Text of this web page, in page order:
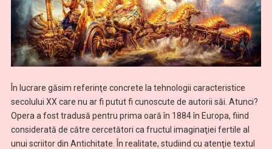
În lucrare găsim referinţe concrete la tehnologii caracteristice
secolului XX care nu ar fi putut fi cunoscute de autorii săi. Atunci?
Opera a fost tradusă pentru prima oară în 1884 în Europa, fiind
considerată de către cercetători ca fructul imaginaţiei fertile al
unui scriitor din Antichitate. În realitate, studiind cu atenţie textul